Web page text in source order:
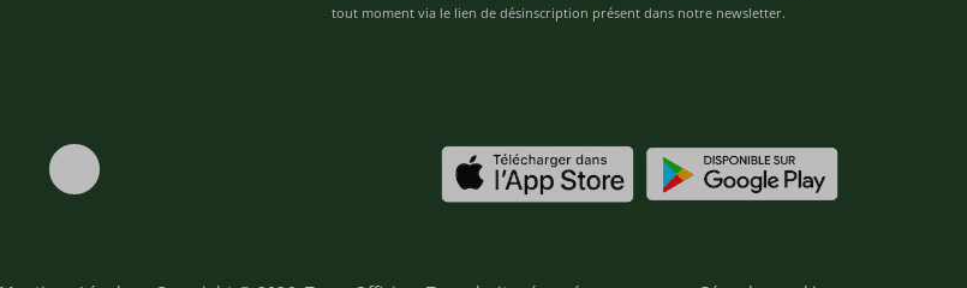
tout moment via le lien de désinscription présent dans notre newsletter.